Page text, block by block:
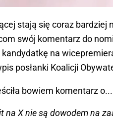
stają się coraz bardziej
swój komentarz do
kandydatkę na
posłanki Koalicji
bowiem komentarz
na X nie są dowodem na